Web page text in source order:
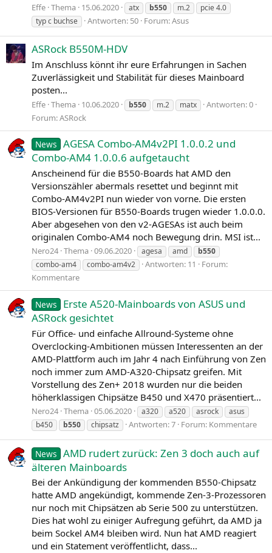
Effe Thema 15.06.2020 atx b550 m.2
pcie 4.0
typ c buchse
Antworten: 50 Forum:Asus
ASRock B550M-HDV
Im Anschluss könnt ihr eure Erfahrungen in Sachen
Zuverlässigkeit und Stabilität für dieses Mainboard
posten...
Effe Thema 10.06.2020 b550 m.2 matx
Antworten: 0
Forum:ASRock
News AGESA Combo-AM4v2PI 1.0.0.2 und
Combo-AM4 1.0.0.6 aufgetaucht
Anscheinend für die B550-Boards hat AMD den
Versionszähler abermals resettet und beginnt mit
Combo-AM4v2PI nun wieder von vorne. Die ersten
BIOS-Versionen für B550-Boards trugen wieder 1.0.0.0.
Aber abgesehen von den v2-AGESAs ist auch beim
originalen Combo-AM4 noch Bewegung drin. MSI ist...
Nero24 Thema 09.06.2020 agesa amd
b550
combo-am4
combo-am4v2 Antworten: 11
Forum:
Kommentare
News
Erste A520-Mainboards von ASUS und
ASRock gesichtet
Für Office- und einfache Allround-Systeme ohne
Overclocking-Ambitionen müssen Interessenten an der
AMD-Plattform auch im Jahr 4 nach Einführung von Zen
noch immer zum AMD-A320-Chipsatz greifen. Mit
Vorstellung des Zen+ 2018 wurden nur die beiden
höherklassigen Chipsätze B450 und X470 präsentiert...
Nero24 Thema 05.06.2020 a320 a520 asrock
asus
b450
b550 chipsatz Antworten: 7 Forum: Kommentare
News AMD rudert zurück: Zen 3 doch auch auf
älteren Mainboards
Bei der Ankündigung der kommenden B550-Chipsatz
hatte AMD angekündigt, kommende Zen-3-Prozessoren
nur noch mit Chipsätzen ab Serie 500 zu unterstützen.
Dies hat wohl zu einiger Aufregung geführt, da AMD ja
beim Sockel AM4 bleiben wird. Nun hat AMD reagiert
und ein Statement veröffentlicht, dass...